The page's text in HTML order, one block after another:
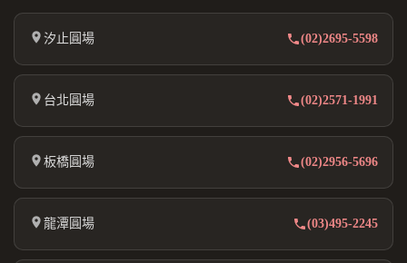
汐止圓場 (02)2695-5598
台北圓場 (02)2571-1991
板橋圓場 (02)2956-5696
龍潭圓場 (03)495-2245